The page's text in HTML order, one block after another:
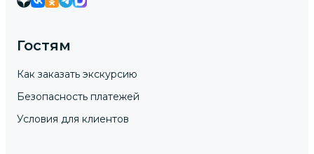
Гостям
Как заказать экскурсию
Безопасность платежей
Условия для клиентов